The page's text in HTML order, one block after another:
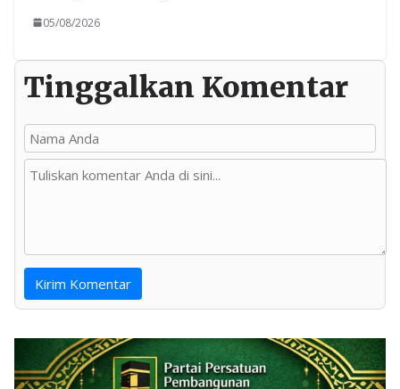
05/08/2026
Tinggalkan Komentar
Kirim Komentar